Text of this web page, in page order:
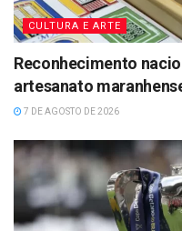
CULTURA E ARTE
Reconhecimento
artesanato
7 DE AGOSTO DE 2026